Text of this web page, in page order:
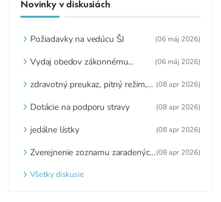
Novinky v diskusiách
Požiadavky na vedúcu ŠJ (06 máj 2026)
Vydaj obedov zákonnému
(06 máj 2026)
zdravotný preukaz, pitný režim,
(08 apr 2026)
Dotácie na podporu stravy (08 apr 2026)
jedálne lístky (08 apr 2026)
Zverejnenie zoznamu zaradených
webovom sídle
(08 apr 2026)
Všetky diskusie